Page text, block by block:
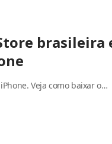
brasileira
Veja como baixar o…